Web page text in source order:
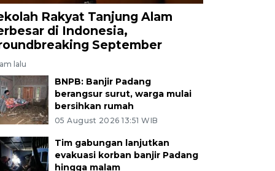
Rakyat Tanjung Alam
di Indonesia,
September
lalu
BNPB: Banjir Padang
berangsur surut, warga mulai
bersihkan rumah
05 August 2026 13:51 WIB
Tim gabungan lanjutkan
evakuasi korban banjir Padang
hingga malam